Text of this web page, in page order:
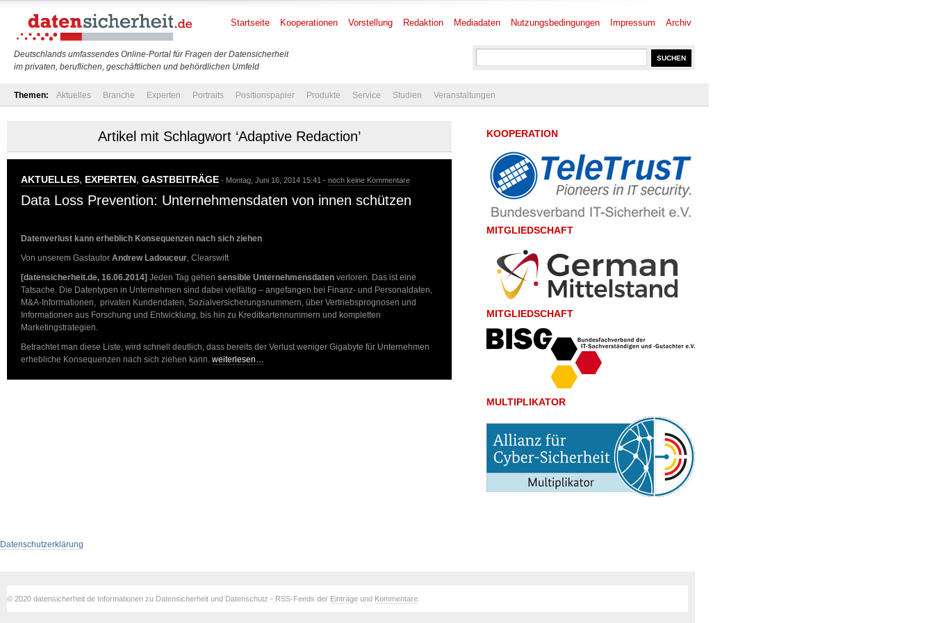
Deutschlands umfassendes Online-Portal für Fragen der Datensicherheit
im privaten, beruflichen, geschäftlichen und behördlichen Umfeld
Startseite Kooperationen Vorstellung Redaktion Mediadaten Nutzungsbedingungen Impressum Archiv
Themen: Aktuelles Branche Experten Portraits Positionspapier Produkte Service Studien Veranstaltungen
Artikel mit Schlagwort ‘Adaptive Redaction’
AKTUELLES, EXPERTEN, GASTBEITRÄGE - Montag, Juni 16, 2014 15:41 - noch keine Kommentare
Data Loss Prevention: Unternehmensdaten von innen schützen
Datenverlust kann erheblich Konsequenzen nach sich ziehen
Von unserem Gastautor Andrew Ladouceur, Clearswift
[datensicherheit.de, 16.06.2014] Jeden Tag gehen sensible Unternehmensdaten verloren. Das ist eine
Tatsache. Die Datentypen in Unternehmen sind dabei vielfältig – angefangen bei Finanz- und Personaldaten,
M&A-Informationen, privaten Kundendaten, Sozialversicherungsnummern, über Vertriebsprognosen und
Informationen aus Forschung und Entwicklung, bis hin zu Kreditkartennummern und kompletten
Marketingstrategien.
Betrachtet man diese Liste, wird schnell deutlich, dass bereits der Verlust weniger Gigabyte für Unternehmen
erhebliche Konsequenzen nach sich ziehen kann. weiterlesen…
KOOPERATION
MITGLIEDSCHAFT
MITGLIEDSCHAFT
MULTIPLIKATOR
Datenschutzerklärung
© 2020 datensicherheit.de Informationen zu Datensicherheit und Datenschutz - RSS-Feeds der Einträge und Kommentare